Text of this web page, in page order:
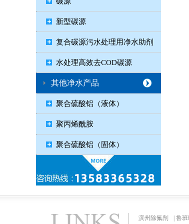
新型碳源
复合碳源污水处理用净水助剂
水处理高效去COD碳源
其他净水产品
聚合硫酸铝（液体）
聚丙烯酰胺
聚合硫酸铝（固体）
滨州除氟剂 鲁